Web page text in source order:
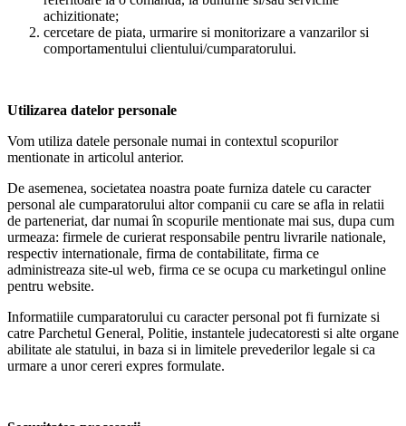
achizitionate;
cercetare de piata, urmarire si monitorizare a vanzarilor si
comportamentului clientului/cumparatorului.
Utilizarea datelor personale
Vom utiliza datele personale numai in contextul scopurilor
mentionate in articolul anterior.
De asemenea, societatea noastra poate furniza datele cu caracter
personal ale cumparatorului altor companii cu care se afla in relatii
de parteneriat, dar numai în scopurile mentionate mai sus, dupa cum
urmeaza: firmele de curierat responsabile pentru livrarile nationale,
respectiv internationale, firma de contabilitate, firma ce
administreaza site-ul web, firma ce se ocupa cu marketingul online
pentru website.
Informatiile cumparatorului cu caracter personal pot fi furnizate si
catre Parchetul General, Politie, instantele judecatoresti si alte organe
abilitate ale statului, in baza si in limitele prevederilor legale si ca
urmare a unor cereri expres formulate.